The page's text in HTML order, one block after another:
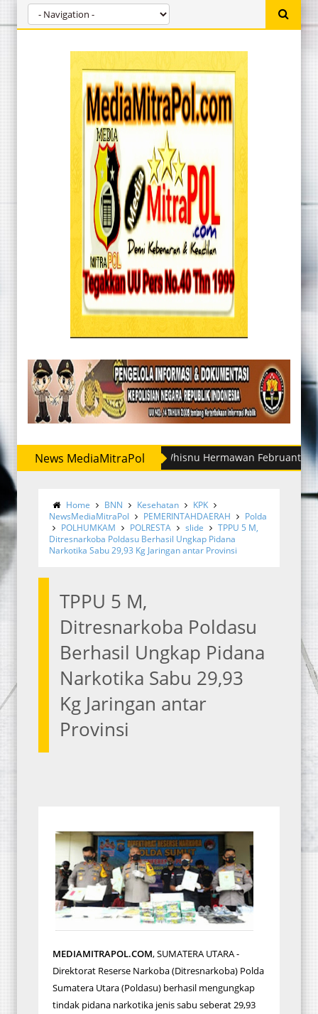
News MediaMitraPolIrjen Whisnu Hermawan Februanto Mutasi
Home BNN Kesehatan
KPK
NewsMediaMitraPol
PEMERINTAHDAERAH
Polda
POLHUMKAM
POLRESTA slide
TPPU 5 M,
Ditresnarkoba Poldasu Berhasil Ungkap Pidana
Narkotika Sabu 29,93 Kg Jaringan antar Provinsi
TPPU 5 M,
Ditresnarkoba Poldasu
Berhasil Ungkap Pidana
Narkotika Sabu 29,93
Kg Jaringan antar
Provinsi
MEDIAMITRAPOL.COM, SUMATERA UTARA -
Direktorat Reserse Narkoba (Ditresnarkoba) Polda
Sumatera Utara (Poldasu) berhasil mengungkap
tindak pidana narkotika jenis sabu seberat 29,93